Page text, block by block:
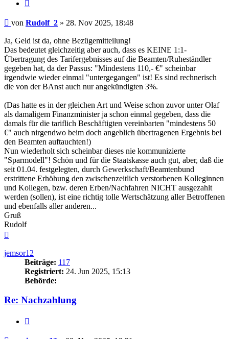
Beitrag
von Rudolf_2 » 28. Nov 2025, 18:48
Ja, Geld ist da, ohne Bezügemitteilung!
Das bedeutet gleichzeitig aber auch, dass es KEINE 1:1-
Übertragung des Tarifergebnisses auf die Beamten/Ruheständler
gegeben hat, da der Passus: "Mindestens 110,- €" scheinbar
irgendwie wieder einmal "untergegangen" ist! Es sind rechnerisch
die von der BAnst auch nur angekündigten 3%.
(Das hatte es in der gleichen Art und Weise schon zuvor unter Olaf
als damaligem Finanzminister ja schon einmal gegeben, dass die
damals für die tariflich Beschäftigten vereinbarten "mindestens 50
€" auch nirgendwo beim doch angeblich übertragenen Ergebnis bei
den Beamten auftauchten!)
Nun wiederholt sich scheinbar dieses nie kommunizierte
"Sparmodell"! Schön und für die Staatskasse auch gut, aber, daß die
seit 01.04. festgelegten, durch Gewerkschaft/Beamtenbund
erstrittene Erhöhung den zwischenzeitlich verstorbenen Kolleginnen
und Kollegen, bzw. deren Erben/Nachfahren NICHT ausgezahlt
werden (sollen), ist eine richtig tolle Wertschätzung aller Betroffenen
und ebenfalls aller anderen...
Gruß
Rudolf
jemsor12
Beiträge: 117
Registriert: 24. Jun 2025, 15:13
Behörde:
Re: Nachzahlung